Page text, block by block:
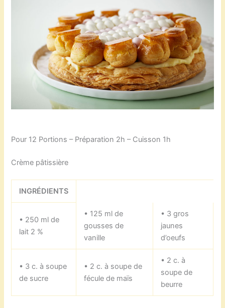
Pour 12 Portions – Préparation 2h – Cuisson 1h
Crème pâtissière
INGRÉDIENTS
• 250 ml de
lait 2 %
• 125 ml de
gousses de
vanille
• 3 gros
jaunes
d’oeufs
• 3 c. à soupe
de sucre
• 2 c. à soupe de
fécule de maïs
• 2 c. à
soupe de
beurre